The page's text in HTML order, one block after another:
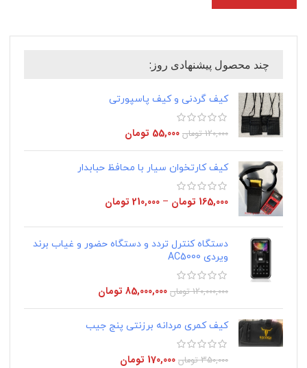
چند محصول پیشنهادی روز:
کیف گردنی و کیف پاسپورتی
120,000 تومان 55,000 تومان
کیف کارتخوان سیار با محافظ حبابدار
165,000 تومان –
210,000 تومان
دستگاه کنترل تردد و دستگاه حضور و غیاب برند
ویردی AC5000
120,000,000 تومان 85,000,000 تومان
کیف کمری مردانه برزنتی پنج جیب
350,000 تومان 170,000 تومان